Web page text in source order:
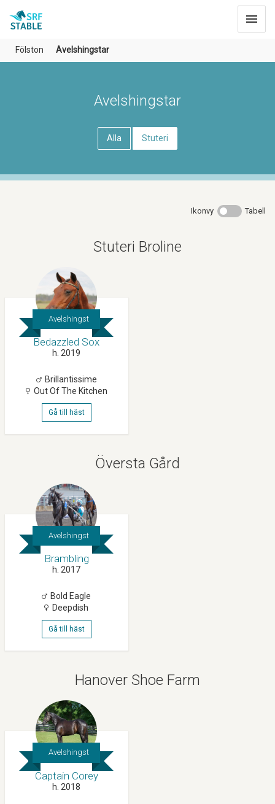
Toggle
Fölston Avelshingstar
Avelshingstar
Alla Stuteri
Ikonvy Tabell
Stuteri Broline
Avelshingst
Bedazzled Sox
h. 2019
Brillantissime
Out Of The Kitchen
Gå till häst
Översta Gård
Avelshingst
Brambling
h. 2017
Bold Eagle
Deepdish
Gå till häst
Hanover Shoe Farm
Avelshingst
Captain Corey
h. 2018